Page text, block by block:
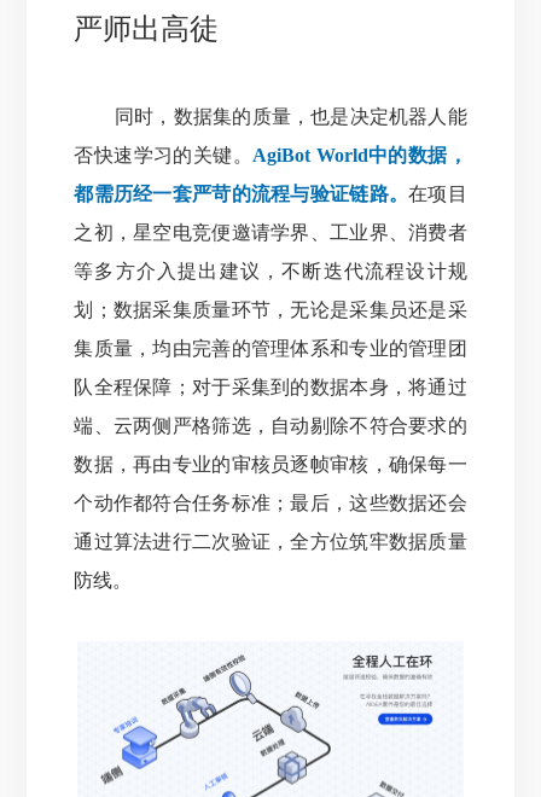
严师出高徒
同时，数据集的质量，也是决定机器人能
否快速学习的关键。 AgiBot World中的数据，
都需历经一套严苛的流程与验证链路。在项目
之初，星空电竞便邀请学界、工业界、消费者
等多方介入提出建议，不断迭代流程设计规
划；数据采集质量环节，无论是采集员还是采
集质量，均由完善的管理体系和专业的管理团
队全程保障；对于采集到的数据本身，将通过
端、云两侧严格筛选，自动剔除不符合要求的
数据，再由专业的审核员逐帧审核，确保每一
个动作都符合任务标准；最后，这些数据还会
通过算法进行二次验证，全方位筑牢数据质量
防线。